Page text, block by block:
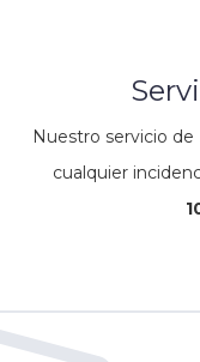
Nuestro servicio
cualquier